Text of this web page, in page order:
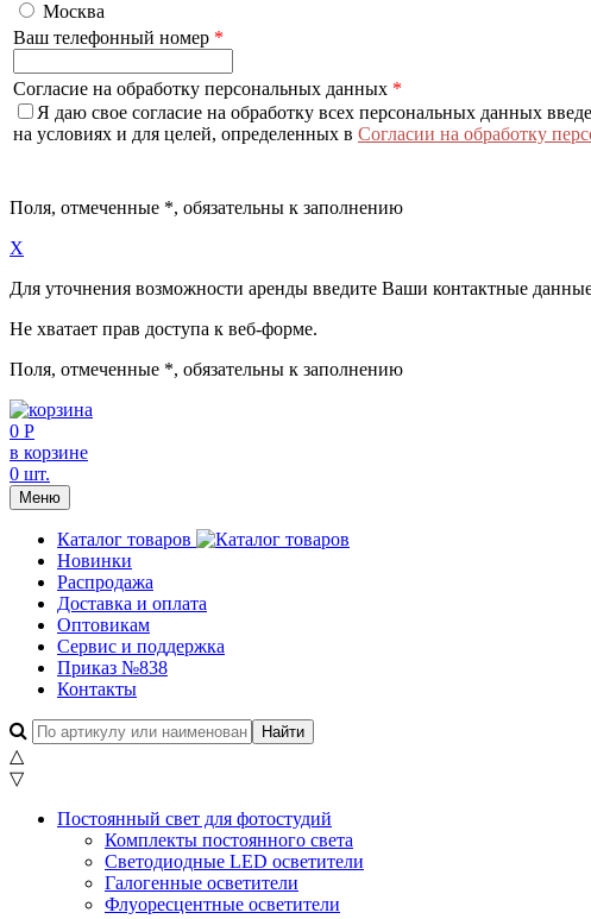
Москва
Ваш телефонный номер *
Согласие на обработку персональных данных *
Я даю свое согласие на обработку всех персональных данных
на условиях и для целей, определенных в Согласии на обработку
Поля, отмеченные *, обязательны к заполнению
X
Для уточнения возможности аренды введите Ваши контактные
Не хватает прав доступа к веб-форме.
Поля, отмеченные *, обязательны к заполнению
0 Р
в корзине
0 шт.
Меню
Каталог товаров
Новинки
Распродажа
Доставка и оплата
Оптовикам
Сервис и поддержка
Приказ №838
Контакты
△
▽
Постоянный свет для фотостудий
Комплекты постоянного света
Светодиодные LED осветители
Галогенные осветители
Флуоресцентные осветители